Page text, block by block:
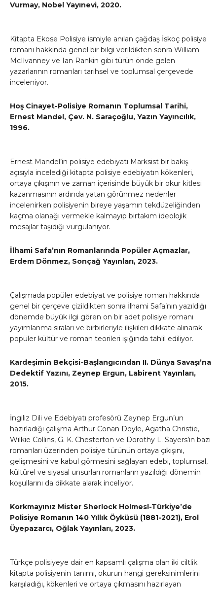
Vurmay, Nobel Yayınevi, 2020.
Kitapta Ekose Polisiye ismiyle anılan çağdaş İskoç polisiye
romanı hakkında genel bir bilgi verildikten sonra William
McIlvanney ve Ian Rankin gibi türün önde gelen
yazarlarının romanları tarihsel ve toplumsal çerçevede
inceleniyor.
Hoş Cinayet-Polisiye Romanın Toplumsal Tarihi,
Ernest Mandel, Çev. N. Saraçoğlu, Yazın Yayıncılık,
1996.
Ernest Mandel’in polisiye edebiyatı Marksist bir bakış
açısıyla incelediği kitapta polisiye edebiyatın kökenleri,
ortaya çıkışının ve zaman içerisinde büyük bir okur kitlesi
kazanmasının ardında yatan görünmez nedenler
incelenirken polisiyenin bireye yaşamın tekdüzeliğinden
kaçma olanağı vermekle kalmayıp birtakım ideolojik
mesajlar taşıdığı vurgulanıyor.
İlhami Safa’nın Romanlarında Popüler Açmazlar,
Erdem Dönmez, Sonçağ Yayınları, 2023.
Çalışmada popüler edebiyat ve polisiye roman hakkında
genel bir çerçeve çizildikten sonra İlhami Safa’nın yazıldığı
dönemde büyük ilgi gören on bir adet polisiye romanı
yayımlanma sıraları ve birbirleriyle ilişkileri dikkate alınarak
popüler kültür ve roman teorileri ışığında tahlil ediliyor.
Kardeşimin Bekçisi-Başlangıcından II. Dünya Savaşı’na
Dedektif Yazını, Zeynep Ergun, Labirent Yayınları,
2015.
İngiliz Dili ve Edebiyatı profesörü Zeynep Ergun’un
hazırladığı çalışma Arthur Conan Doyle, Agatha Christie,
Wilkie Collins, G. K. Chesterton ve Dorothy L. Sayers’in bazı
romanları üzerinden polisiye türünün ortaya çıkışını,
gelişmesini ve kabul görmesini sağlayan edebi, toplumsal,
kültürel ve siyasal unsurları romanların yazıldığı dönemin
koşullarını da dikkate alarak inceliyor.
Korkmayınız Mister Sherlock Holmes!-Türkiye’de
Polisiye Romanın 140 Yıllık Öyküsü (1881-2021), Erol
Üyepazarcı, Oğlak Yayınları, 2023.
Türkçe polisiyeye dair en kapsamlı çalışma olan iki ciltlik
kitapta polisiyenin tanımı, okurun hangi gereksinimlerini
karşıladığı, kökenleri ve ortaya çıkmasını hazırlayan